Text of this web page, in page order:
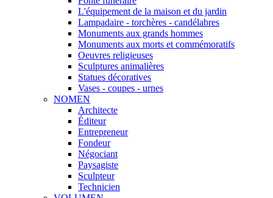
L'équipement de la maison et du jardin
Lampadaire - torchères - candélabres
Monuments aux grands hommes
Monuments aux morts et commémoratifs
Oeuvres religieuses
Sculptures animalières
Statues décoratives
Vases - coupes - urnes
NOMEN
Architecte
Éditeur
Entrepreneur
Fondeur
Négociant
Paysagiste
Sculpteur
Technicien